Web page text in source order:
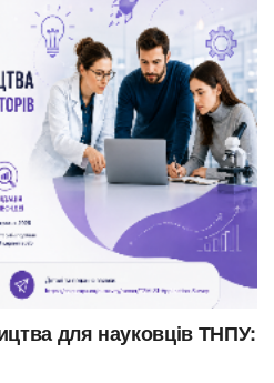
для науковців ТНПУ: